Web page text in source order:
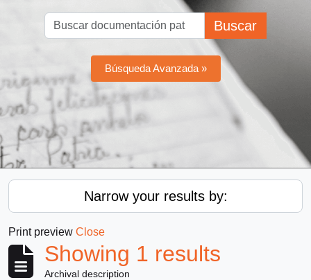
Buscar
Búsqueda Avanzada »
Narrow your results by:
Print preview Close
Showing 1 results
Archival description